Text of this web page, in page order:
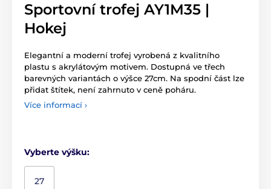
Sportovní trofej AY1M35 |
Hokej
Elegantní a moderní trofej vyrobená z kvalitního
plastu s akrylátovým motivem. Dostupná ve třech
barevných variantách o výšce 27cm. Na spodní část lze
přidat štítek, není zahrnuto v ceně poháru.
Více informací ›
Vyberte výšku:
27